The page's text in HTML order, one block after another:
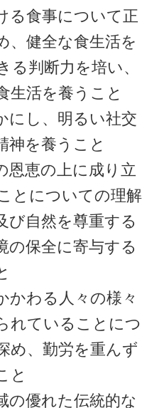
る食事について正
、健全な食生活を
る判断力を培い、
生活を養うこと
にし、明るい社交
神を養うこと
恩恵の上に成り立
とについての理解
び自然を尊重する
の保全に寄与する
かわる人々の様々
れていることにつ
め、勤労を重んず
と
の優れた伝統的な